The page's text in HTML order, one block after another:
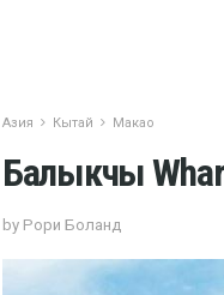
Азия Кытай Макао
Балыкчы
by Рори Боланд